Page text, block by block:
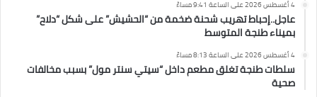
4 أغسطس 2026 على الساعة 9:41 مساءً
عاجل..إحباط تهريب شحنة ضخمة من “الحشيش” على شكل “دلاح”
بميناء طنجة المتوسط
4 أغسطس 2026 على الساعة 8:13 مساءً
سلطات طنجة تغلق مطعم داخل “سيتي سنتر مول” بسبب مخالفات
صحية